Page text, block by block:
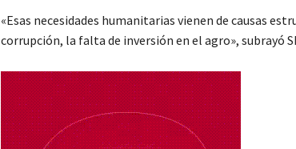
«Esas necesidades humanitarias vienen de causas
corrupción, la falta de inversión en el agro», subrayó